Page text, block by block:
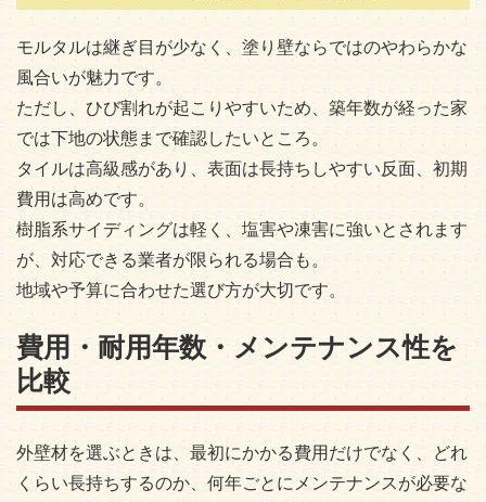
モルタルは継ぎ目が少なく、塗り壁ならではのやわらかな
風合いが魅力です。
ただし、ひび割れが起こりやすいため、築年数が経った家
では下地の状態まで確認したいところ。
タイルは高級感があり、表面は長持ちしやすい反面、初期
費用は高めです。
樹脂系サイディングは軽く、塩害や凍害に強いとされます
が、対応できる業者が限られる場合も。
地域や予算に合わせた選び方が大切です。
費用・耐用年数・メンテナンス性を
比較
外壁材を選ぶときは、最初にかかる費用だけでなく、どれ
くらい長持ちするのか、何年ごとにメンテナンスが必要な